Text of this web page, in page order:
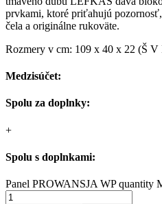
prvkami, ktoré priťahujú
čela a originálne rukoväte.
Rozmery v cm: 109 x 40 x 22 (Š V
Medzisúčet:
Spolu za doplnky:
+
Spolu s doplnkami:
Panel PROWANSJA WP quantity